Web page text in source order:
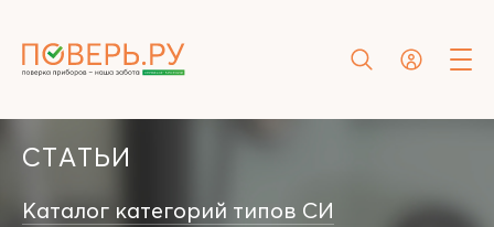
СТАТЬИ
Каталог категорий типов СИ